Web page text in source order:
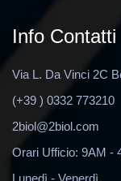
Info Contatti
Via L. Da Vinci 2C
(+39 ) 0332 773210
2biol@2biol.com
Orari Ufficio: 9AM -
Lunedì - Venerdì